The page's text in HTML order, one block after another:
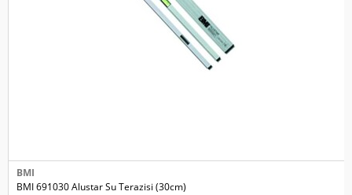
BMI
BMI 691030 Alustar Su Terazisi (30cm)